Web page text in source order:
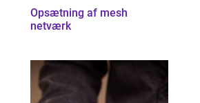
Opsætning af mesh
netværk